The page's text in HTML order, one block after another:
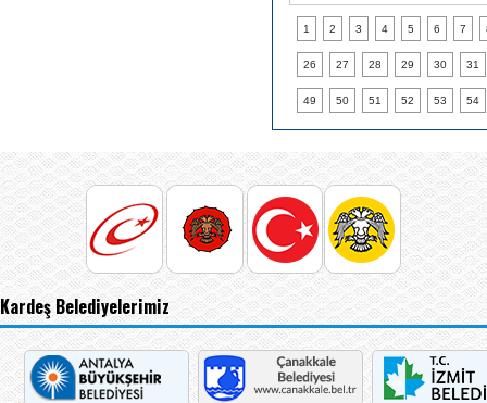
1 2 3 4 5 6 7
26 27 28 29 30 31
49 50 51 52 53 54
Kardeş Belediyelerimiz